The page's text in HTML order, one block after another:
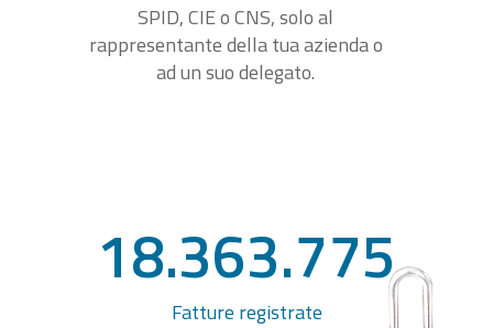
SPID, CIE o CNS, solo al
rappresentante della tua azienda o
ad un suo delegato.
18.363.775
Fatture registrate